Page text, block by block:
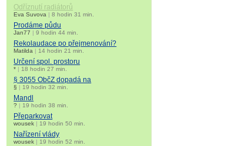
Odříznutí radiátorů
Eva Suvova |8 hodin 31 min.
Prodáme půdu
Jan77 |9 hodin 44 min.
Rekolaudace po přejmenování?
Matilda | 14 hodin 21 min.
Určení spol. prostoru
* | 18 hodin 27 min.
§ 3055 ObčZ dopadá na
§ | 19 hodin 32 min.
Mandl
? | 19 hodin 38 min.
Přeparkovat
wousek | 19 hodin 50 min.
Nařízení vlády
wousek | 19 hodin 52 min.